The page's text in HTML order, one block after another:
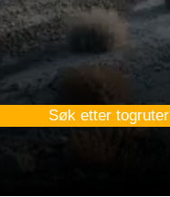
Søk etter togruter